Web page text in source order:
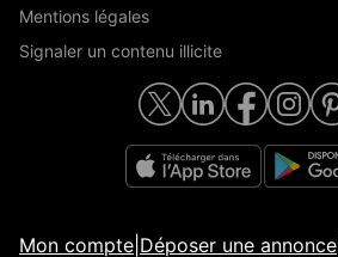
Mentions légales
Signaler un contenu illicite
Mon compte Déposer une annonce